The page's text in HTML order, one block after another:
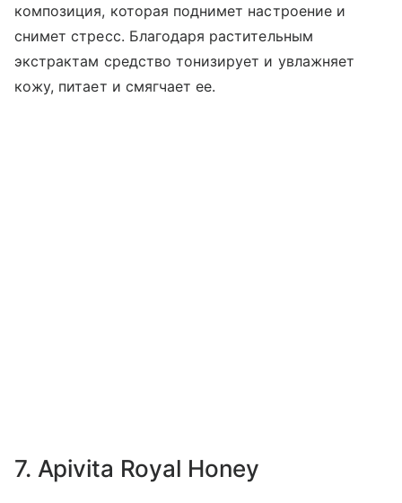
композиция, которая поднимет настроение и
снимет стресс. Благодаря растительным
экстрактам средство тонизирует и увлажняет
кожу, питает и смягчает ее.
7. Apivita Royal Honey